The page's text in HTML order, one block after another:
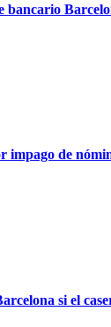
bancario
impago de
si el